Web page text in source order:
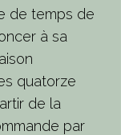
de temps de
à sa
quatorze
de la
par